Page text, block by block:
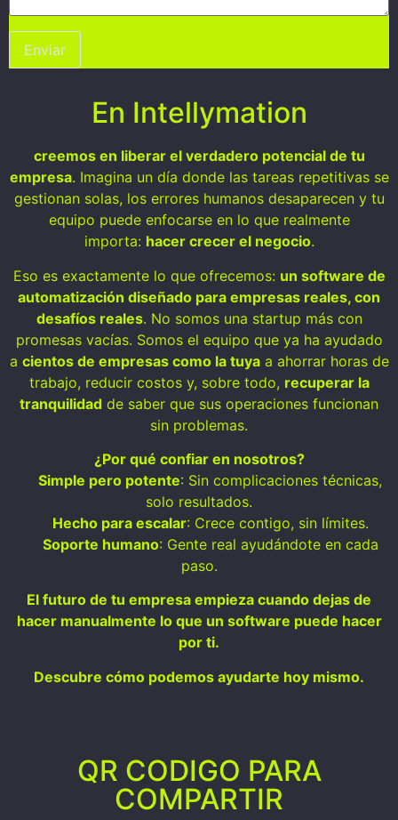
En Intellymation
creemos en liberar el verdadero potencial de tu
empresa. Imagina un día donde las tareas repetitivas se
gestionan solas, los errores humanos desaparecen y tu
equipo puede enfocarse en lo que realmente
importa: hacer crecer el negocio.
Eso es exactamente lo que ofrecemos: un software de
automatización diseñado para empresas reales, con
desafíos reales. No somos una startup más con
promesas vacías. Somos el equipo que ya ha ayudado
a cientos de empresas como la tuyaa ahorrar horas de
trabajo, reducir costos y, sobre todo, recuperar la
tranquilidad de saber que sus operaciones funcionan
sin problemas.
¿Por qué confiar en nosotros?
Simple pero potente: Sin complicaciones técnicas,
solo resultados.
Hecho para escalar: Crece contigo, sin límites.
Soporte humano: Gente real ayudándote en cada
paso.
El futuro de tu empresa empieza cuando dejas de
hacer manualmente lo que un software puede hacer
por ti.
Descubre cómo podemos ayudarte hoy mismo.
QR CODIGO PARA
COMPARTIR